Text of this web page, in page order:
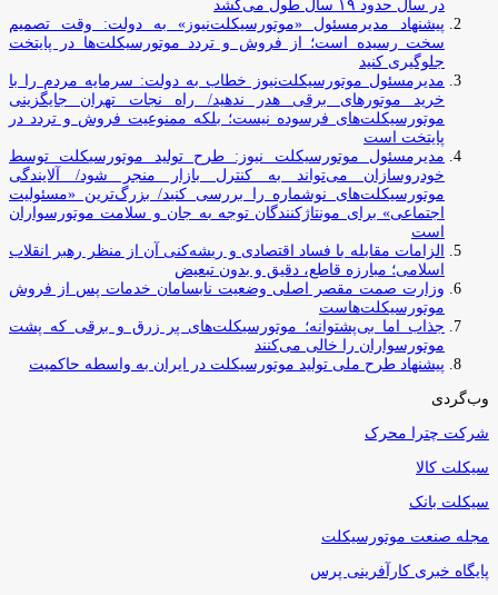
در سال حدود ۱۹ سال طول می‌کشد
پیشنهاد مدیرمسئول «موتورسیکلت‌نیوز» به دولت: وقت تصمیم
سخت رسیده است؛ از فروش و تردد موتورسیکلت‌ها در پایتخت
جلوگیری کنید
مدیرمسئول موتورسیکلت‌نیوز خطاب به دولت: سرمایه مردم را با
خرید موتورهای برقی هدر ندهید/ راه نجات تهران جایگزینی
موتورسیکلت‌های فرسوده نیست؛ بلکه ممنوعیت فروش و تردد در
پایتخت است
مدیرمسئول موتورسیکلت نیوز: طرح تولید موتورسیکلت توسط
خودروسازان می‌تواند به کنترل بازار منجر شود/ آلایندگی
موتورسیکلت‌های نوشماره را بررسی کنید/ بزرگ‌ترین «مسئولیت
اجتماعی» برای مونتاژکنندگان توجه به جان و سلامت موتورسواران
است
الزامات مقابله با فساد اقتصادی و ریشه‌کنی آن از منظر رهبر انقلاب
اسلامی؛ مبارزه قاطع، دقیق و بدون تبعیض
وزارت صمت مقصر اصلی وضعیت نابسامان خدمات پس از فروش
موتورسیکلت‌هاست
جذاب اما بی‌پشتوانه؛ موتورسیکلت‌های پر زرق‌ و برقی که پشت
موتورسواران را خالی می‌کنند
پیشنهاد طرح ملی تولید موتورسیکلت در ایران به واسطه حاکمیت
وب‌گردی
شرکت چترا محرک
سیکلت کالا
سیکلت بانک
مجله صنعت موتورسیکلت
پایگاه خبری کارآفرینی پرس